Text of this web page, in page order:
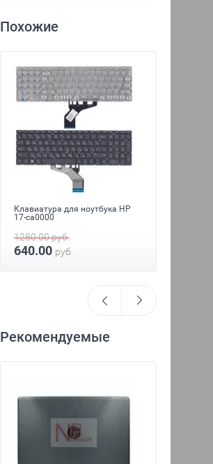
Похожие
Клавиатура для ноутбука HP
17-ca0000
1280.00руб.
640.00 руб.
Рекомендуемые